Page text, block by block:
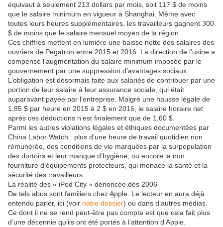
équivaut à seulement 213 dollars par mois, soit 117 $ de moins
que le salaire minimum en vigueur à Shanghai. Même avec
toutes leurs heures supplémentaires, les travailleurs gagnent 300
$ de moins que le salaire mensuel moyen de la région.
Ces chiffres mettent en lumière une baisse nette des salaires des
ouvriers de Pegatron entre 2015 et 2016. La direction de l’usine a
compensé l’augmentation du salaire minimum imposée par le
gouvernement par une suppression d’avantages sociaux.
L’obligation est désormais faite aux salariés de contribuer par une
portion de leur salaire à leur assurance sociale, qui était
auparavant payée par l’entreprise. Malgré une hausse légale de
1,85 $ par heure en 2015 à 2 $ en 2016, le salaire horaire net
après ces déductions n’est finalement que de 1,60 $.
Parmi les autres violations légales et éthiques documentées par
China Labor Watch : plus d’une heure de travail quotidien non
rémunérée, des conditions de vie marquées par la surpopulation
des dortoirs et leur manque d’hygiène, ou encore la non
fourniture d’équipements protecteurs, qui menace la santé et la
sécurité des travailleurs.
La réalité des « iPod City » dénoncée dès 2006
De tels abus sont familiers chez Apple. Le lecteur en aura déjà
entendu parler, ici (voir notre dossier) ou dans d’autres médias.
Ce dont il ne se rend peut-être pas compte est que cela fait plus
d’une décennie qu’ils ont été portés à l’attention d’Apple.